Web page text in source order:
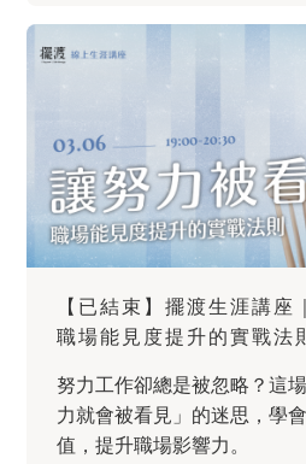
【已結束】擺渡生涯講座
職場能見度提升的實戰法
努力工作卻總是被忽略？這
力就會被看見」的迷思，學
值，提升職場影響力。